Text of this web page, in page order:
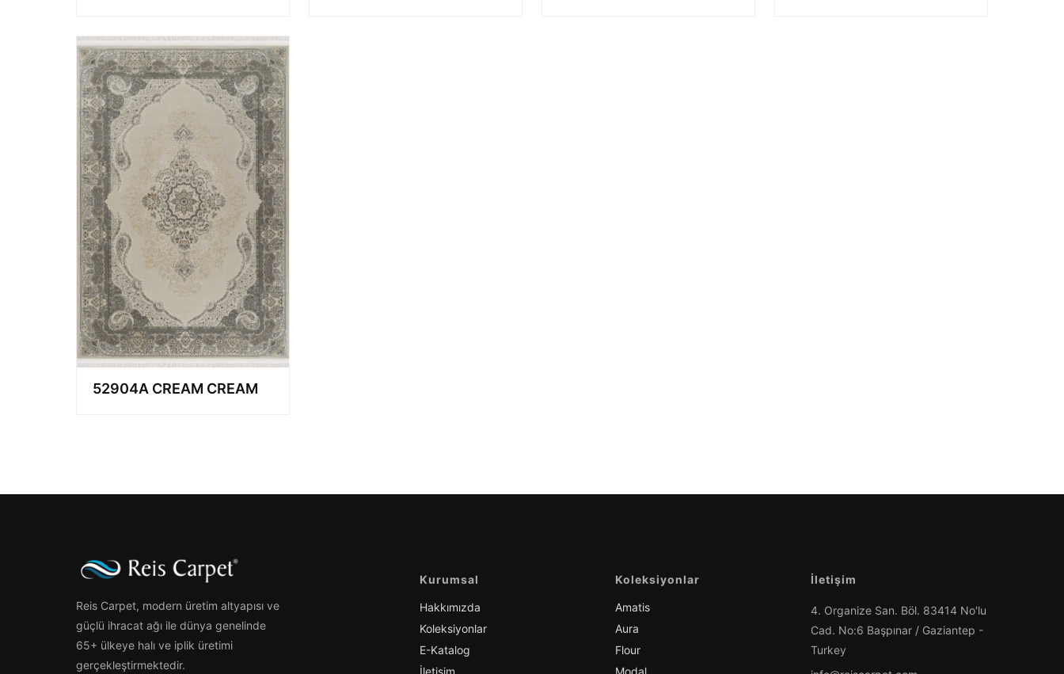
52904A CREAM CREAM
Reis Carpet, modern üretim altyapısı ve
güçlü ihracat ağı ile dünya genelinde
65+ ülkeye halı ve iplik üretimi
gerçekleştirmektedir.
Kurumsal
Hakkımızda
Koleksiyonlar
E-Katalog
İletişim
Koleksiyonlar
Amatis
Aura
Flour
Modal
İletişim
4. Organize San. Böl. 83414 No'lu
Cad. No:6 Başpınar / Gaziantep -
Turkey